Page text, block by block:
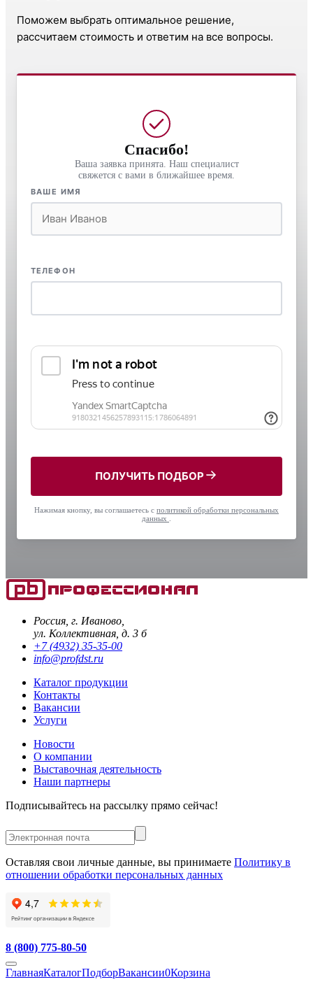
Поможем выбрать оптимальное решение,
рассчитаем стоимость и ответим на все вопросы.
Спасибо!
Ваша заявка принята. Наш специалист
свяжется с вами в ближайшее время.
ВАШЕ ИМЯ
ТЕЛЕФОН
ПОЛУЧИТЬ ПОДБОР
Нажимая кнопку, вы соглашаетесь с политикой обработки персональных
данных
Россия, г. Иваново,
ул. Коллективная, д. 3 б
+7 (4932) 35-35-00
info@profdst.ru
Каталог продукции
Контакты
Вакансии
Услуги
Новости
О компании
Выставочная деятельность
Наши партнеры
Подписывайтесь на рассылку прямо сейчас!
Оставляя свои личные данные, вы принимаете Политику в
отношении обработки персональных данных
8 (800) 775-80-50
ГлавнаяКаталогПодборВакансии0Корзина